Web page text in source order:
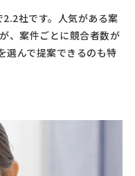
社です。人気がある案
、案件ごとに競合者数が
選んで提案できるのも特
…
う縫製依頼
カート パンツ ドレス シャ
ス 繊維 糸 [依頼・相談した
上げに向けて、縫製パート
…